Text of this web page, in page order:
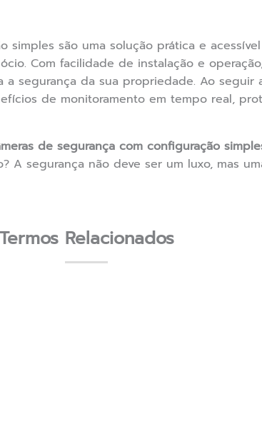
simples são uma solução prática e
Com facilidade de instalação e
segurança da sua propriedade. Ao seguir
de monitoramento em tempo real,
de segurança com configuração
A segurança não deve ser um luxo, mas
Termos Relacionados